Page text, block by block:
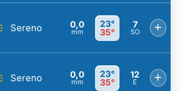
Sereno 0,0
mm
23°
35°
7
SO +
Sereno 0,0
mm
23°
35°
12
E +